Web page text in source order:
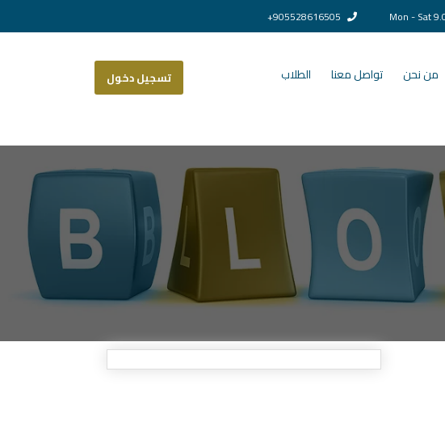
من نحن تواصل معنا الطلاب تسجيل دخول